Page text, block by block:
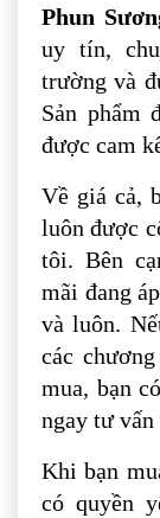
Phun
uy tín,
trường và
Sản phẩm
được cam
Về giá cả,
luôn được
tôi. Bên
mãi đang
và luôn.
các
mua, bạn
ngay tư vấn
Khi bạn
có quyền